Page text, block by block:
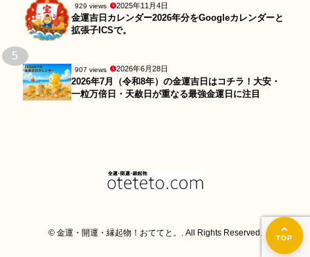
929 views 2025年11月4日
金運吉日カレンダー2026年分をGoogleカレンダーと
拡張子ICSで。
5
907 views 2026年6月28日
2026年7月（令和8年）の金運吉日はコチラ！大安・
一粒万倍日・天赦日が重なる最強金運日に注目
© 金運・開運・縁起物！おててと。. All Rights Reserved.